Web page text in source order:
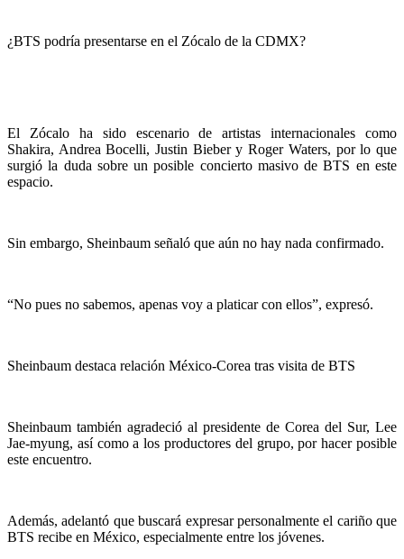
¿BTS podría presentarse en el Zócalo de la CDMX?
El Zócalo ha sido escenario de artistas internacionales como
Shakira, Andrea Bocelli, Justin Bieber y Roger Waters, por lo que
surgió la duda sobre un posible concierto masivo de BTS en este
espacio.
Sin embargo, Sheinbaum señaló que aún no hay nada confirmado.
“No pues no sabemos, apenas voy a platicar con ellos”, expresó.
Sheinbaum destaca relación México-Corea tras visita de BTS
Sheinbaum también agradeció al presidente de Corea del Sur, Lee
Jae-myung, así como a los productores del grupo, por hacer posible
este encuentro.
Además, adelantó que buscará expresar personalmente el cariño que
BTS recibe en México, especialmente entre los jóvenes.